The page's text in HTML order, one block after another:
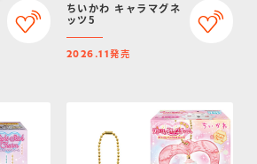
ちいかわ キャラマグネ
ッツ5
2026.11発売